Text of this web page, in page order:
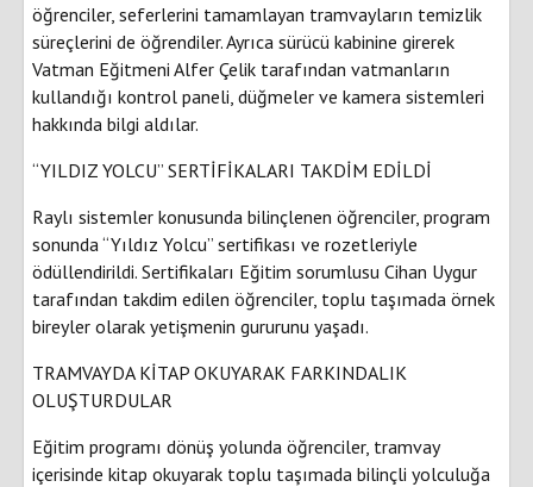
öğrenciler, seferlerini tamamlayan tramvayların temizlik
süreçlerini de öğrendiler. Ayrıca sürücü kabinine girerek
Vatman Eğitmeni Alfer Çelik tarafından vatmanların
kullandığı kontrol paneli, düğmeler ve kamera sistemleri
hakkında bilgi aldılar.
“YILDIZ YOLCU” SERTİFİKALARI TAKDİM EDİLDİ
Raylı sistemler konusunda bilinçlenen öğrenciler, program
sonunda “Yıldız Yolcu” sertifikası ve rozetleriyle
ödüllendirildi. Sertifikaları Eğitim sorumlusu Cihan Uygur
tarafından takdim edilen öğrenciler, toplu taşımada örnek
bireyler olarak yetişmenin gururunu yaşadı.
TRAMVAYDA KİTAP OKUYARAK FARKINDALIK
OLUŞTURDULAR
Eğitim programı dönüş yolunda öğrenciler, tramvay
içerisinde kitap okuyarak toplu taşımada bilinçli yolculuğa